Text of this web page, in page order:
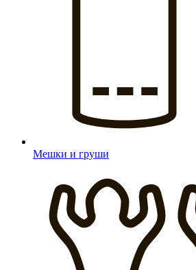
Мешки и груши